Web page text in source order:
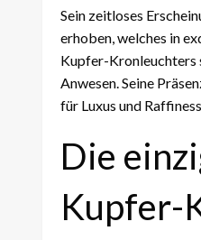
Sein zeitloses
erhoben, welches in
Kupfer-Kronleuchters
Anwesen. Seine
für Luxus und
Die
Kupfer-